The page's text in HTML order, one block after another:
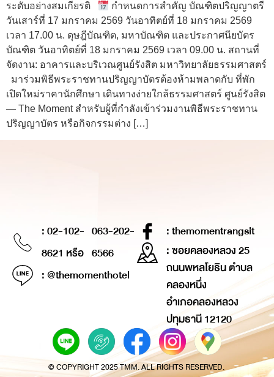
ระดับอย่างสมเกียรติ
กำหนดการสำคัญ บัณฑิตปริญญาตรี
วันเสาร์ที่ 17 มกราคม 2569 วันอาทิตย์ที่ 18 มกราคม 2569
เวลา 17.00 น. ดุษฎีบัณฑิต, มหาบัณฑิต และประกาศนียบัตร
บัณฑิต วันอาทิตย์ที่ 18 มกราคม 2569 เวลา 09.00 น. สถานที่
จัดงาน: อาคารและบริเวณศูนย์รังสิต มหาวิทยาลัยธรรมศาสตร์
มาร่วมพิธีพระราชทานปริญญาบัตรต้องห้ามพลาดกับ ที่พัก
เปิดใหม่ราคานักศึกษา เดินทางง่ายใกล้ธรรมศาสตร์ ศูนย์รังสิต
— The Moment สำหรับผู้ที่กำลังเข้าร่วมงานพิธีพระราชทาน
ปริญญาบัตร หรือกิจกรรมต่าง […]
: 02-102-
8621 หรือ
063-202-
6566
: @themomenthotel
: themomentrangsit
: ซอยคลองหลวง 25
ถนนพหลโยธิน ตำบล
คลองหนึ่ง
อำเภอคลองหลวง
ปทุมธานี 12120
© COPYRIGHT 2025 TMM. ALL RIGHTS RESERVED.